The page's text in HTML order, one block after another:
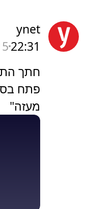
ynet
22:315 שעות
חתך
פתח
מעזה"